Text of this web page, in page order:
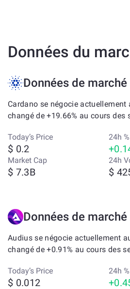
Données du
Données de
Cardano se négocie actuellement
changé de +19.66% au cours des
Today’s Price
$ 0.2
24h
Market Cap
$ 7.3B
24h
$
Données de
Audius se négocie actuellement
changé de +0.91% au cours des
Today’s Price
$ 0.012
24h